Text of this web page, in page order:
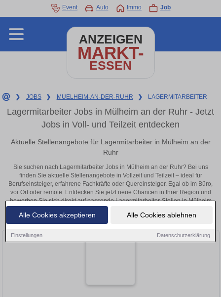
Alle Cookies akzeptieren Alle Cookies ablehnen
Einstellungen Datenschutzerklärung
Event Auto Immo Job
ANZEIGEN
MARKT-
ESSEN
❯ JOBS ❯ MUELHEIM-AN-DER-RUHR ❯ LAGERMITARBEITER
Lagermitarbeiter Jobs in Mülheim an der Ruhr - Jetzt
Jobs in Voll- und Teilzeit entdecken
Aktuelle Stellenangebote für Lagermitarbeiter in Mülheim an der
Ruhr
Sie suchen nach Lagermitarbeiter Jobs in Mülheim an der Ruhr? Bei uns
finden Sie aktuelle Stellenangebote in Vollzeit und Teilzeit – ideal für
Berufseinsteiger, erfahrene Fachkräfte oder Quereinsteiger. Egal ob im Büro,
vor Ort oder remote: Entdecken Sie jetzt neue Chancen in Ihrer Region und
bewerben Sie sich direkt auf passende Lagermitarbeiter-Stellen in Mülheim
an der Ruhr!